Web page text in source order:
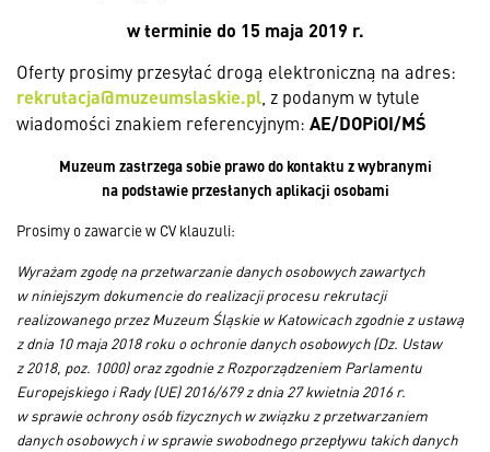
w terminiedo 15 maja 2019 r.
Oferty prosimy przesyłać drogą elektroniczną na adres:
rekrutacja@muzeumslaskie.pl , z podanym w tytule
wiadomości znakiem referencyjnym: AE/DOPiOI/MŚ
Muzeum zastrzega sobie prawo do kontaktu z wybranymi
na podstawie przesłanych aplikacji osobami
Prosimy o zawarcie w CV klauzuli:
Wyrażam zgodę na przetwarzanie danych osobowych zawartych
w niniejszym dokumencie do realizacji procesu rekrutacji
realizowanego przez Muzeum Śląskie w Katowicach zgodnie z ustawą
z dnia 10 maja 2018 roku o ochronie danych osobowych (Dz. Ustaw
z 2018, poz. 1000) oraz zgodnie z Rozporządzeniem Parlamentu
Europejskiego i Rady (UE) 2016/679 z dnia 27 kwietnia 2016 r.
w sprawie ochrony osób fizycznych w związku z przetwarzaniem
danych osobowych i w sprawie swobodnego przepływu takich danych